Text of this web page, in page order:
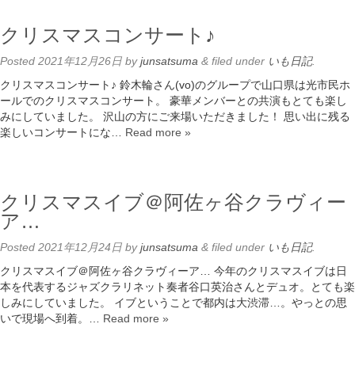
クリスマスコンサート♪
Posted 2021年12月26日 byjunsatsuma & filed under いも日記.
クリスマスコンサート♪ 鈴木輪さん(vo)のグループで山口県は光市民ホ
ールでのクリスマスコンサート。 豪華メンバーとの共演もとても楽し
みにしていました。 沢山の方にご来場いただきました！ 思い出に残る
楽しいコンサートにな… Read more »
クリスマスイブ＠阿佐ヶ谷クラヴィー
ア…
Posted 2021年12月24日 byjunsatsuma & filed under いも日記.
クリスマスイブ＠阿佐ヶ谷クラヴィーア… 今年のクリスマスイブは日
本を代表するジャズクラリネット奏者谷口英治さんとデュオ。とても楽
しみにしていました。 イブということで都内は大渋滞…。やっとの思
いで現場へ到着。… Read more »